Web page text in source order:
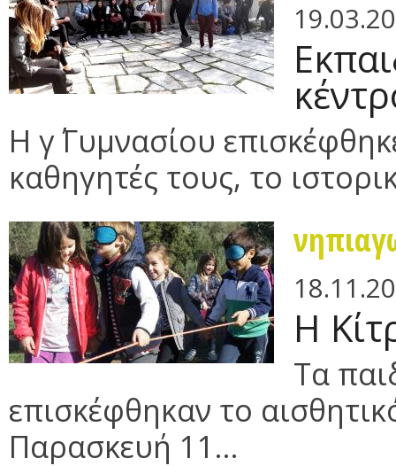
Η γ΄ Γυμνασίου
καθηγητές τους, το
Η
Τα
επισκέφθηκαν το
Παρασκευή 11...